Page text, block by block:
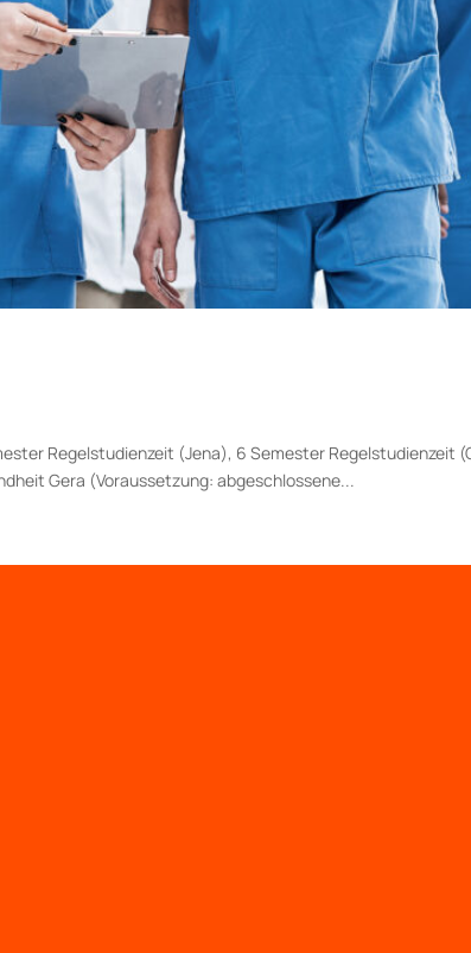
Regelstudienzeit (Jena), 6 Semester Regelstudienzeit
Gera (Voraussetzung: abgeschlossene...